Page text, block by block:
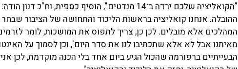
"הקואליציה שלכם ירדה ב־14 מנדטים", הוסיף
ההובלה. אנחנו קואליציה בראשות הליכוד והתחושה של הציבור
המהלכים אלא מובלים. לכן כן, צריך לתפוס את המושכות, לומר
מאיתנו אבל לא אלא שתכתיבו לנו את סדר היום', וכן לסמוך על
הבעייתיים ברפורמה שהכול הגיע ביום אחד בלי הכנה מוקדמת, לכן